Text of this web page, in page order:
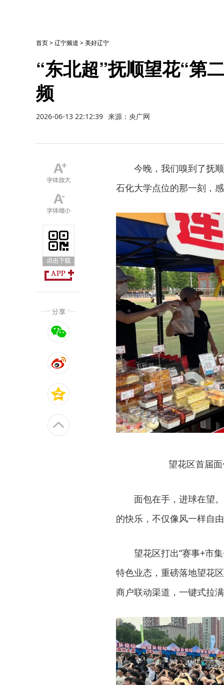
首页>辽宁频道 >美好辽宁
“东北超”抚顺望花“第
频
2026-06-13 22:12:39 来源：央广网
今晚，我们嗅到了抚
石化大学点位的那一刻，
望花区首届
面包在手，进球在望
的快乐，不仅像风一样自
望花区打出“赛事+市
特色业态，重磅落地望花
商户联动渠道，一键式拉